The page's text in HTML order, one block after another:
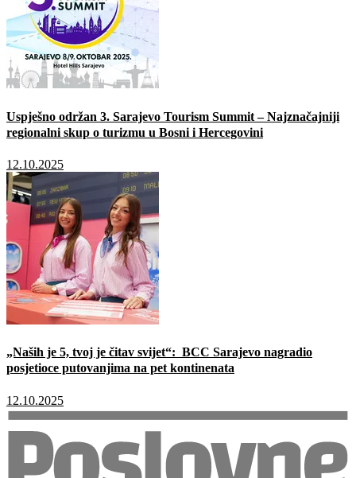
Uspješno održan 3. Sarajevo Tourism Summit – Najznačajniji
regionalni skup o turizmu u Bosni i Hercegovini
12.10.2025
„Naših je 5, tvoj je čitav svijet“: BCC Sarajevo nagradio
posjetioce putovanjima na pet kontinenata
12.10.2025